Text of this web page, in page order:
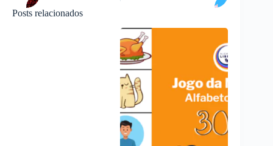
Posts relacionados